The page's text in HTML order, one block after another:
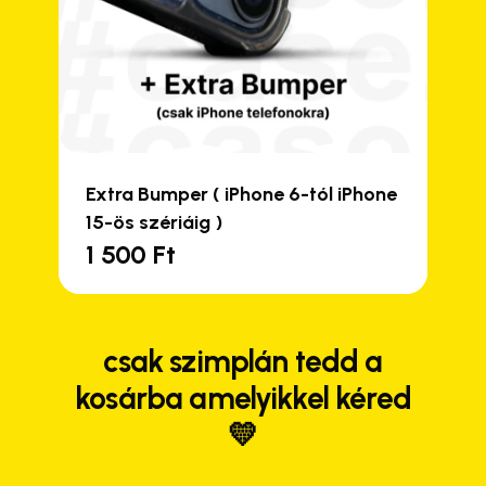
Extra Bumper ( iPhone 6-tól iPhone
15-ös szériáig )
1 500 Ft
csak szimplán tedd a
kosárba amelyikkel kéred
💛